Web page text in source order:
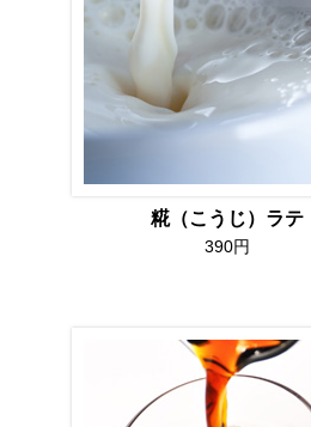
糀（こうじ）ラテ
390円